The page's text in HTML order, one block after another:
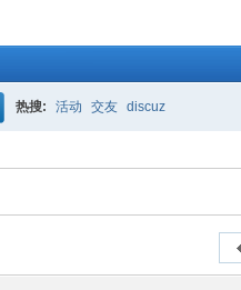
热搜: 活动 交友 discuz